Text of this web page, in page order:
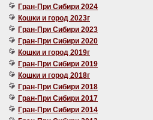
Гран-При Сибири 2024
Кошки и город 2023г
Гран-При Сибири 2023
Гран-При Сибири 2020
Кошки и город 2019г
Гран-При Сибири 2019
Кошки и город 2018г
Гран-При Сибири 2018
Гран-При Сибири 2017
Гран-При Сибири 2014